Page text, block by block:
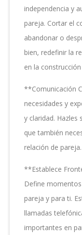
independencia y
pareja. Cortar el
abandonar o
bien, redefinir la
en la
**Comunicación
necesidades y
y claridad. Hazles
que también
relación de pareja.
**Establece
Define
pareja y para ti.
llamadas
importantes en